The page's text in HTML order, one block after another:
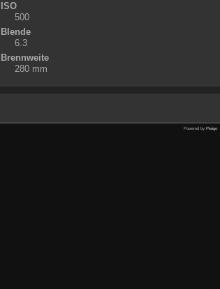
ISO
500
Blende
6.3
Brennweite
280 mm
Powered by Piwigo